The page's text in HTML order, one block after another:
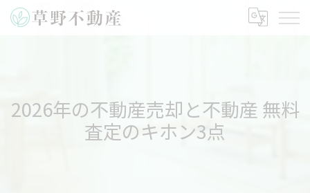
2026年の不動産売却と不動産 無料
査定のキホン3点